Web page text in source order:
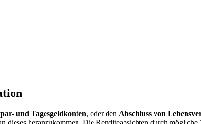
und Tagesgeldkonten, oder den Abschluss von